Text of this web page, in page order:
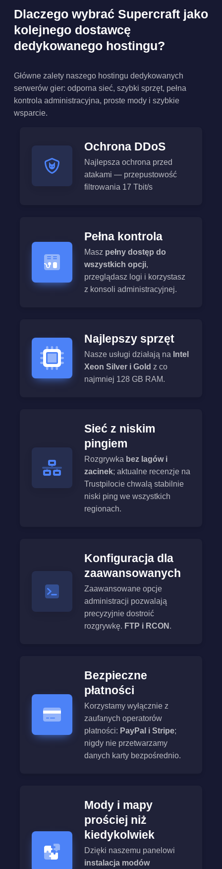
Dlaczego wybrać Supercraft jako
kolejnego dostawcę
dedykowanego hostingu?
Główne zalety naszego hostingu dedykowanych
serwerów gier: odporna sieć, szybki sprzęt, pełna
kontrola administracyjna, proste mody i szybkie
wsparcie.
Ochrona DDoS
Najlepsza ochrona przed
atakami — przepustowość
filtrowania 17 Tbit/s
Pełna kontrola
Masz pełny dostęp do
wszystkich opcji,
przeglądasz logi i korzystasz
z konsoli administracyjnej.
Najlepszy sprzęt
Nasze usługi działają na Intel
Xeon Silver i Gold z co
najmniej 128 GB RAM.
Sieć z niskim
pingiem
Rozgrywka bez lagów i
zacinek; aktualne recenzje na
Trustpilocie chwalą stabilnie
niski ping we wszystkich
regionach.
Konfiguracja dla
zaawansowanych
Zaawansowane opcje
administracji pozwalają
precyzyjnie dostroić
rozgrywkę. FTP i RCON .
Bezpieczne
płatności
Korzystamy wyłącznie z
zaufanych operatorów
płatności: PayPal i Stripe;
nigdy nie przetwarzamy
danych karty bezpośrednio.
Mody i mapy
prościej niż
kiedykolwiek
Dzięki naszemu panelowi
instalacja modów